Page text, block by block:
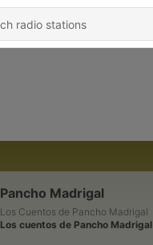
Pancho Madrigal
Los Cuentos de Pancho Madrigal
Los cuentos de Pancho Madrigal